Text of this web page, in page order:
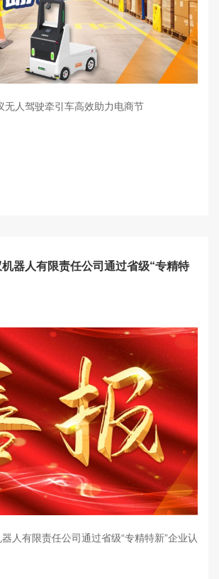
无人驾驶牵引车高效助力电商节
器人有限责任公司通过省级“专精特
人有限责任公司通过省级“专精特新”企业认